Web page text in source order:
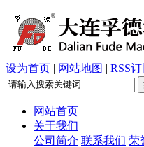
设为首页 | 网站地图 | RSS订
网站首页
关于我们
公司简介 联系我们 荣